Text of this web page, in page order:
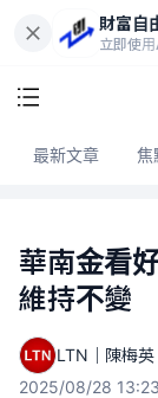
財富自
立即使
最新文章 焦
華南金看
維持不變
LTN｜陳梅英
2025/08/28 13:23